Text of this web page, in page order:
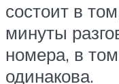
состоит в
минуты
номера, в
одинакова.